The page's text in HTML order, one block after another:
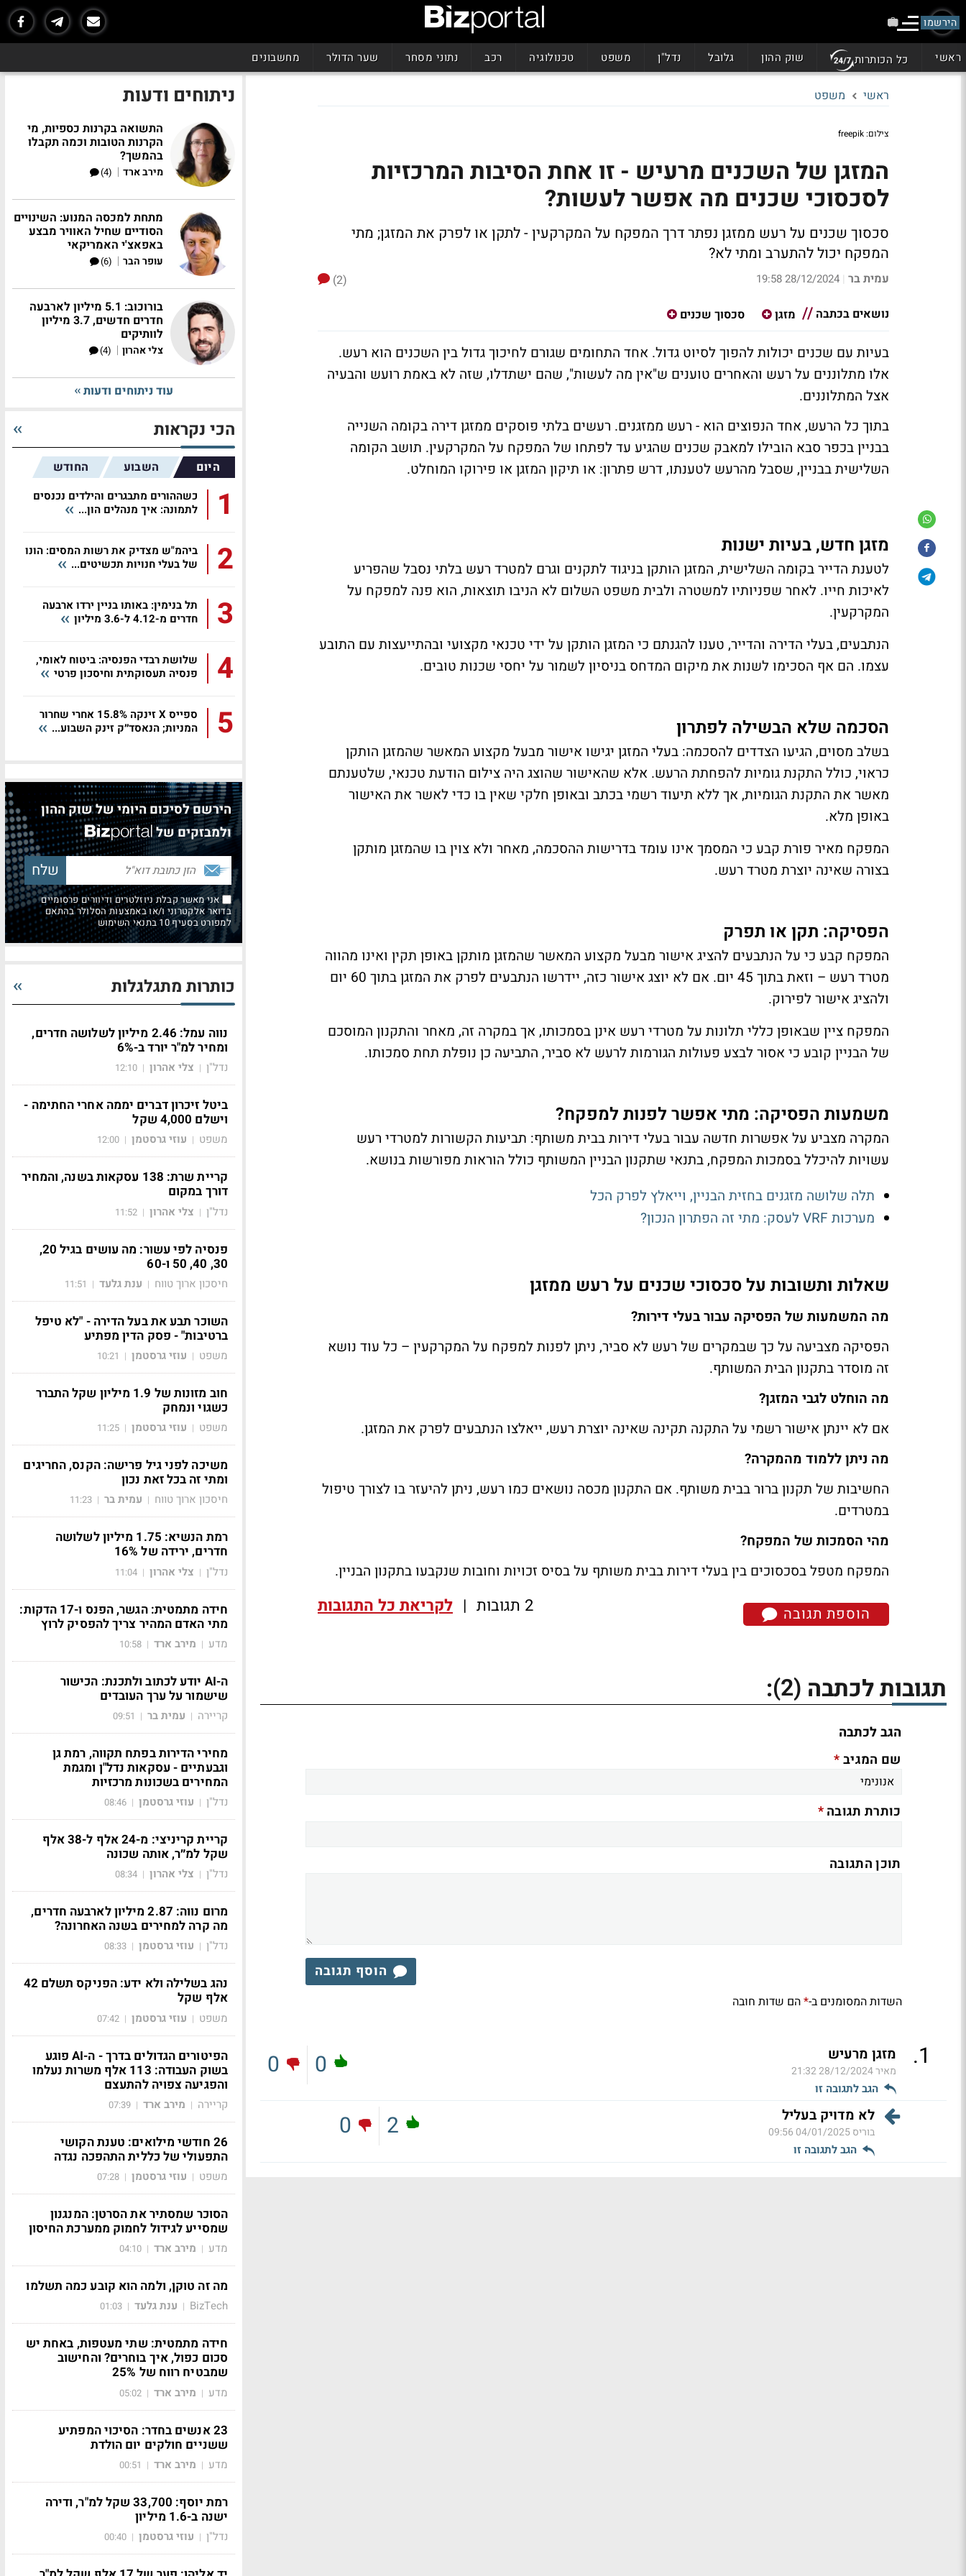
הירשמו
ראשי כל הכותרות שוק ההון גלובל נדל"ן משפט טכנולוגיה רכב נתוני מסחר שער הדולר מחשבונים
ראשי משפט
צילום: freepik
המזגן של השכנים מרעיש - זו אחת הסיבות המרכזיות
לסכסוכי שכנים מה אפשר לעשות?
סכסוך שכנים על רעש ממזגן נפתר דרך המפקח על המקרקעין - לתקן או לפרק את המזגן; מתי
המפקח יכול להתערב ומתי לא?
עמית בר |
28/12/2024 19:58
(2)
נושאים בכתבה
מזגן סכסוך שכנים
בעיות עם שכנים יכולות להפוך לסיוט גדול. אחד התחומים שגורם לחיכוך גדול בין השכנים הוא רעש.
אלו מתלוננים על רעש והאחרים טוענים ש"אין מה לעשות", שהם ישתדלו, שזה לא באמת רועש והבעיה
אצל המתלוננים.
בתוך כל הרעש, אחד הנפוצים הוא - רעש ממזגנים. רעשים בלתי פוסקים ממזגן דירה בקומה השנייה
בבניין בכפר סבא הובילו למאבק שכנים שהגיע עד לפתחו של המפקח על המקרקעין. תושב הקומה
השלישית בבניין, שסבל מהרעש לטענתו, דרש פתרון: או תיקון המזגן או פירוקו המוחלט.
מזגן חדש, בעיות ישנות
לטענת הדייר בקומה השלישית, המזגן הותקן בניגוד לתקנים וגרם למטרד רעש בלתי נסבל שהפריע
לאיכות חייו. לאחר שפניותיו למשטרה ולבית משפט השלום לא הניבו תוצאות, הוא פנה למפקח על
המקרקעין.
הנתבעים, בעלי הדירה והדייר, טענו להגנתם כי המזגן הותקן על ידי טכנאי מקצועי ובהתייעצות עם התובע
עצמו. הם אף הסכימו לשנות את מיקום המדחס בניסיון לשמור על יחסי שכנות טובים.
הסכמה שלא הבשילה לפתרון
בשלב מסוים, הגיעו הצדדים להסכמה: בעלי המזגן יגישו אישור מבעל מקצוע המאשר שהמזגן הותקן
כראוי, כולל התקנת גומיות להפחתת הרעש. אלא שהאישור שהוצג היה צילום הודעת טכנאי, שלטענתם
מאשר את התקנת הגומיות, אך ללא תיעוד רשמי בכתב ובאופן חלקי שאין בו כדי לאשר את האישור
באופן מלא.
המפקח מאיר פורת קבע כי המסמך אינו עומד בדרישות ההסכמה, מאחר ולא צוין בו שהמזגן מותקן
בצורה שאינה יוצרת מטרד רעש.
הפסיקה: תקן או תפרק
המפקח קבע כי על הנתבעים להציג אישור מבעל מקצוע המאשר שהמזגן מותקן באופן תקין ואינו מהווה
מטרד רעש – וזאת בתוך 45 יום. אם לא יוצג אישור כזה, יידרשו הנתבעים לפרק את המזגן בתוך 60 יום
ולהציג אישור לפירוק.
המפקח ציין שבאופן כללי תלונות על מטרדי רעש אינן בסמכותו, אך במקרה זה, מאחר והתקנון המוסכם
של הבניין קובע כי אסור לבצע פעולות הגורמות לרעש לא סביר, התביעה כן נופלת תחת סמכותו.
משמעות הפסיקה: מתי אפשר לפנות למפקח?
המקרה מצביע על אפשרות חדשה עבור בעלי דירות בבית משותף: תביעות הקשורות למטרדי רעש
עשויות להיכלל בסמכות המפקח, בתנאי שתקנון הבניין המשותף כולל הוראות מפורשות בנושא.
תלה שלושה מזגנים בחזית הבניין, וייאלץ לפרק הכל
מערכות VRF לעסק: מתי זה הפתרון הנכון?
שאלות ותשובות על סכסוכי שכנים על רעש ממזגן
מה המשמעות של הפסיקה עבור בעלי דירות?
הפסיקה מצביעה על כך שבמקרים של רעש לא סביר, ניתן לפנות למפקח על המקרקעין – כל עוד נושא
זה מוסדר בתקנון הבית המשותף.
מה הוחלט לגבי המזגן?
אם לא יינתן אישור רשמי על התקנה תקינה שאינה יוצרת רעש, ייאלצו הנתבעים לפרק את המזגן.
מה ניתן ללמוד מהמקרה?
החשיבות של תקנון ברור בבית משותף. אם התקנון מכסה נושאים כמו רעש, ניתן להיעזר בו לצורך טיפול
במטרדים.
מהי הסמכות של המפקח?
המפקח מטפל בסכסוכים בין בעלי דירות בבית משותף על בסיס זכויות וחובות שנקבעו בתקנון הבניין.
הוספת תגובה 2 תגובות | לקריאת כל התגובות
תגובות לכתבה (2)
:
הגב לכתבה
שם המגיב*
כותרת תגובה*
תוכן התגובה
הוסף תגובה
השדות המסומנים ב-*הם שדות חובה
1
. מזגן מרעיש
מאיר28/12/2024 21:32
הגב לתגובה זו
0
0
לא מדויק בעליל
בוריס04/01/2025 09:56
הגב לתגובה זו
2
0
ניתוחים ודעות
התשואה בקרנות כספיות, מי
הקרנות הטובות וכמה תקבלו
בהמשך?
מירב ארד |
(4)
מתחת למכסה המנוע: השינויים
הסודיים שחיל האוויר מבצע
באפאצ'י האמריקאי
עופר הבר |
(6)
בורוכוב: 5.1 מיליון לארבעה
חדרים חדשים, 3.7 מיליון
לוותיקים
צלי אהרון |
(4)
עוד ניתוחים ודעות
הכי נקראות
היום השבוע החודש
1
כשההורים מתבגרים והילדים נכנסים
לתמונה: איך מנהלים הון...
2
ביהמ"ש מצדיק את רשות המסים: הונו
של בעלי חנויות תכשיטים...
3
תל בנימין: באותו בניין ירדו ארבעה
חדרים מ-4.12 ל-3.6 מיליון
4
שלושת רבדי הפנסיה: ביטוח לאומי,
פנסיה תעסוקתית וחיסכון פרטי
5
ספייס X זינקה 15.8% אחרי שחרור
המניות; הנאסד״ק זינק השבוע...
הירשם לסיכום היומי של שוק ההון
ולמבזקים של
אני מאשר קבלת ניוזלטרים ודיוורים פרסומיים
בדואר אלקטרוני ו/או באמצעות הסלולר בהתאם
למפורט בסעיף 10 בתנאי השימוש
כותרות מתגלגלות
נווה עמל: 2.46 מיליון לשלושה חדרים,
ומחיר למ"ר יורד ב-6%
נדל"ן | צלי אהרון |
12:10
ביטל זיכרון דברים יממה אחרי החתימה -
וישלם 4,000 שקל
משפט | עוזי גרסטמן |
12:00
קריית שרת: 138 עסקאות בשנה, והמחיר
דורך במקום
נדל"ן | צלי אהרון |
11:52
פנסיה לפי עשור: מה עושים בגיל 20,
30, 40, 50 ו-60
חיסכון ארוך טווח | ענת גלעד |
11:51
השוכר תבע את בעל הדירה - "לא טיפל
ברטיבות" - פסק הדין מפתיע
משפט | עוזי גרסטמן |
10:21
חוב מזונות של 1.9 מיליון שקל התברר
כשגוי ונמחק
משפט | עוזי גרסטמן |
11:25
משיכה לפני גיל פרישה: הקנס, החריגים
ומתי זה בכל זאת נכון
חיסכון ארוך טווח | עמית בר |
11:23
רמת הנשיא: 1.75 מיליון לשלושה
חדרים, ירידה של 16%
נדל"ן | צלי אהרון |
11:04
חידה מתמטית: הגשר, הפנס ו-17 הדקות:
מתי האדם המהיר צריך להפסיק לרוץ
מדע | מירב ארד |
10:58
ה-AI יודע לכתוב ולתכנת: הכישור
שישמור על ערך העובדים
קריירה | עמית בר |
09:51
מחירי הדירות בפתח תקווה, רמת גן
וגבעתיים - עסקאות נדל"ן ומגמת
המחירים בשכונות מרכזיות
נדל"ן | עוזי גרסטמן |
08:46
קריית קריניצי: מ-24 אלף ל-38 אלף
שקל למ״ר, אותה שכונה
נדל"ן | צלי אהרון |
08:34
מרום נווה: 2.87 מיליון לארבעה חדרים,
מה קרה למחירים בשנה האחרונה?
נדל"ן | עוזי גרסטמן |
08:33
נהג בשלילה ולא ידע: הפניקס תשלם 42
אלף שקל
משפט | עוזי גרסטמן |
07:42
הפיטורים הגדולים בדרך - ה-AI פוגע
בשוק העבודה: 113 אלף משרות נעלמו
והפגיעה צפויה להתעצם
קריירה | מירב ארד |
07:39
26 חודשי מילואים: טענת הקושי
התפעולי של כללית התהפכה נגדה
משפט | עוזי גרסטמן |
07:28
הסוכר שמסתיר את הסרטן: המנגנון
שמסייע לגידול לחמוק ממערכת החיסון
מדע | מירב ארד |
04:10
מה זה טוקן, ולמה הוא קובע כמה תשלמו
BizTech
| ענת גלעד |
01:03
חידה מתמטית: שתי מעטפות, באחת יש
סכום כפול, איך בוחרים? והחישוב
שמבטיח רווח של 25%
מדע | מירב ארד |
05:02
23 אנשים בחדר: הסיכוי המפתיע
ששניים חולקים יום הולדת
מדע | מירב ארד |
00:51
רמת יוסף: 33,700 שקל למ"ר, ודירה
ישנה ב-1.6 מיליון
נדל"ן | עוזי גרסטמן |
00:40